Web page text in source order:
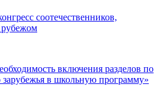
соотечественников,
включения разделов по
зарубежья в школьную программу»